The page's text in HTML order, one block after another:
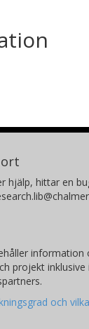
hjälp, hittar en
projekt
och